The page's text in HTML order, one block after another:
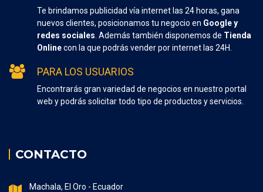
Te brindamos publicidad vía internet las 24 horas, gana
nuevos clientes, posicionamos tu negocio en Google y
redes sociales . Además también disponemos de Tienda
Onlinecon la que podrás vender por internet las 24H.
PARA LOS USUARIOS
Encontrarás gran variedad de negocios en nuestro portal
web y podrás solicitar todo tipo de productos y servicios.
CONTACTO
Machala, El Oro - Ecuador